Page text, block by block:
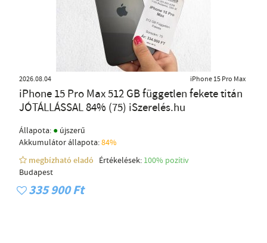
2026.08.04 iPhone 15 Pro Max
iPhone 15 Pro Max 512 GB független fekete titán
JÓTÁLLÁSSAL 84% (75) iSzerelés.hu
Állapota: ● újszerű
Akkumulátor állapota:84%
megbízható eladó
Értékelések: 100% pozítiv
Budapest
335 900 Ft